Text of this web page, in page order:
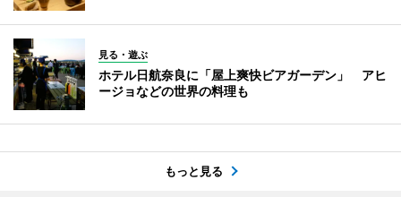
見る・遊ぶ
ホテル日航奈良に「屋上爽快ビアガーデン」 アヒ
ージョなどの世界の料理も
もっと見る